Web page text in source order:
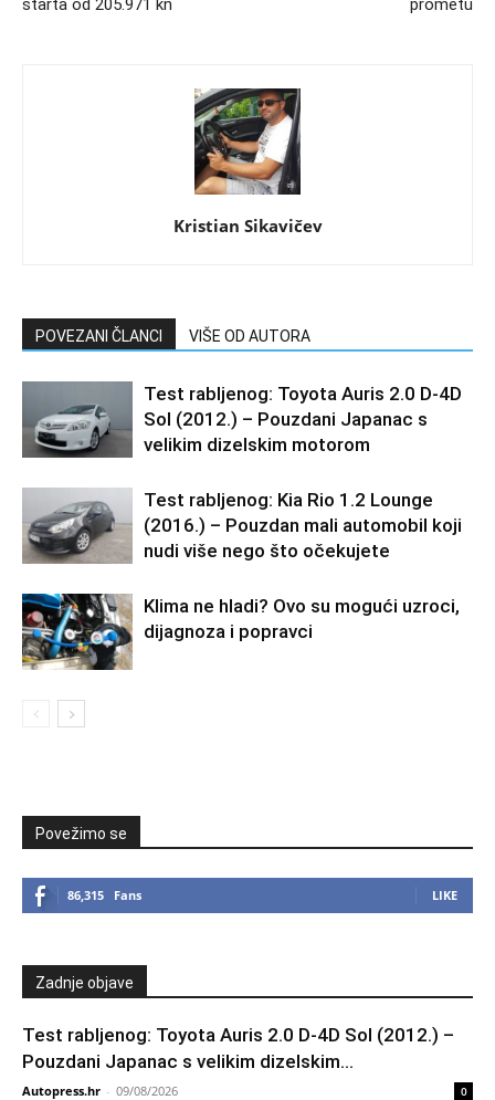
starta od 205.971 kn prometu
Kristian Sikavičev
POVEZANI ČLANCI VIŠE OD AUTORA
Test rabljenog: Toyota Auris 2.0 D-4D
Sol (2012.) – Pouzdani Japanac s
velikim dizelskim motorom
Test rabljenog: Kia Rio 1.2 Lounge
(2016.) – Pouzdan mali automobil koji
nudi više nego što očekujete
Klima ne hladi? Ovo su mogući uzroci,
dijagnoza i popravci
Povežimo se
86,315 Fans LIKE
Zadnje objave
Test rabljenog: Toyota Auris 2.0 D-4D Sol (2012.) –
Pouzdani Japanac s velikim dizelskim...
Autopress.hr - 09/08/2026 0